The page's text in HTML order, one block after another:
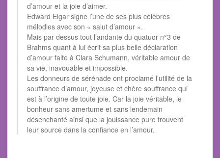
d’amour et la joie d’aimer.
Edward Elgar signe l’une de ses plus célèbres
mélodies avec son « salut d’amour ».
Mais par dessus tout l’andante du quatuor n°3 de
Brahms quant à lui écrit sa plus belle déclaration
d’amour faite à Clara Schumann, véritable amour de
sa vie, inavouable et impossible.
Les donneurs de sérénade ont proclamé l’utilité de la
souffrance d’amour, joyeuse et chère souffrance qui
est à l’origine de toute joie. Car la joie véritable, le
bonheur sans amertume et sans lendemain
désenchanté ainsi que la jouissance pure trouvent
leur source dans la confiance en l’amour.